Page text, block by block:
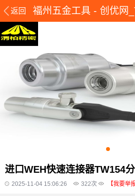
返回 福州五金工具 - 创优网
进口WEH快速连接器TW154
2025-11-04 15:06:26 322次 【我要举